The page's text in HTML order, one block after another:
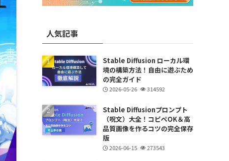
人気記事
Stable Diffusion ローカル環
境の構築方法！自由に遊ぶため
の完全ガイド
2026-05-26 314592
Stable Diffusionプロンプト
（呪文）大全！コピペOK＆高
品質画像を作るコツの完全保存
版
2026-06-15 273543